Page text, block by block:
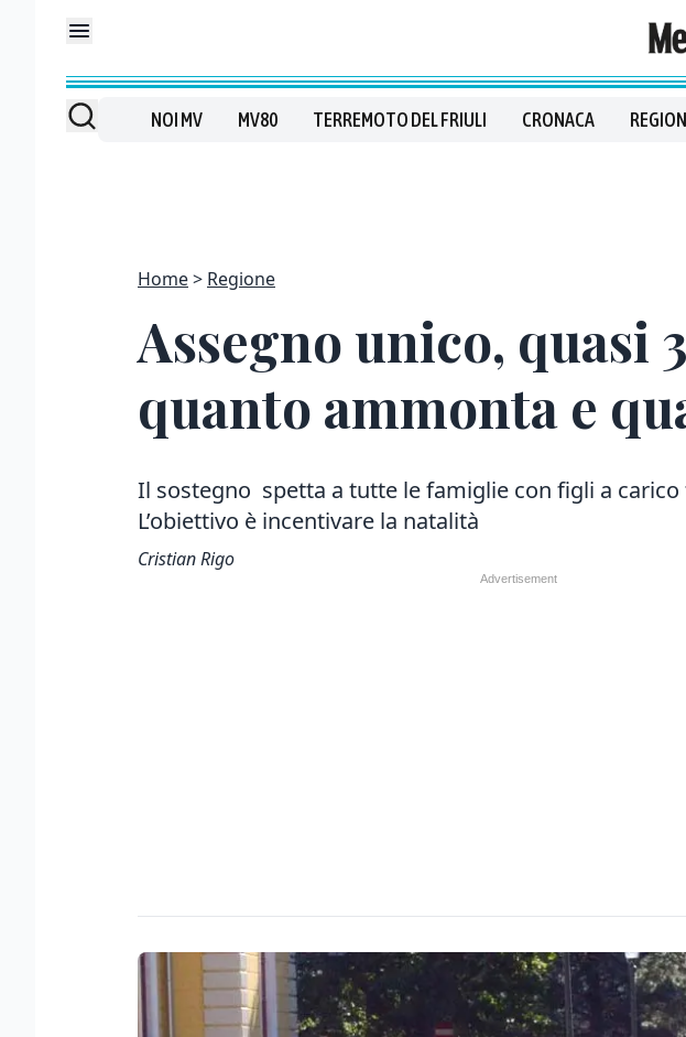
NOI MV MV80 TERREMOTO DEL FRIULI CRONACA
Home Regione
Assegno unico, quasi
quanto ammonta e
Il sostegno spetta a tutte le famiglie con figli a carico
L’obiettivo è incentivare la natalità
Cristian Rigo